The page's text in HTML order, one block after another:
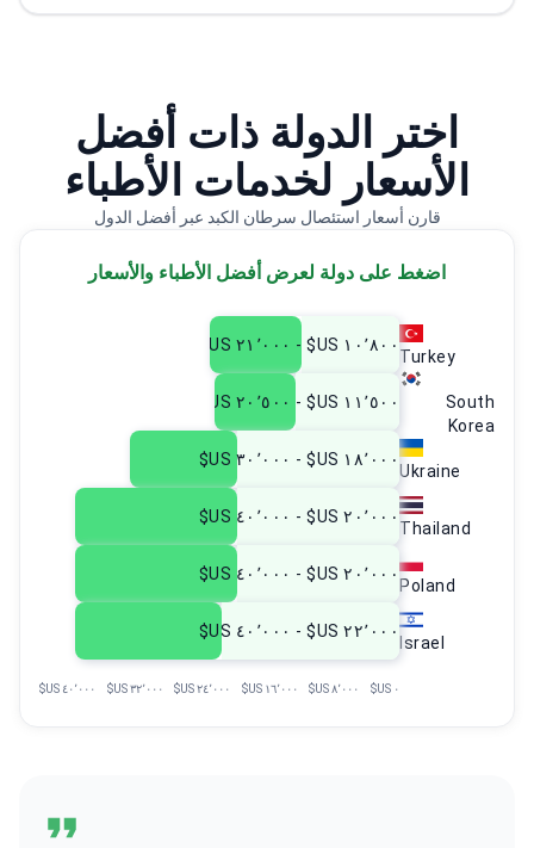
اختر الدولة ذات أفضل
الأسعار لخدمات الأطباء
قارن أسعار استئصال سرطان الكبد عبر أفضل الدول
اضغط على دولة لعرض أفضل الأطباء والأسعار
Turkey
South
Korea
Ukraine
Thailand
Poland
Israel
١٠٬٨٠٠ US$ - ٢١٬٠٠٠ US$
١١٬٥٠٠ US$ - ٢٠٬٥٠٠ US$
١٨٬٠٠٠ US$ - ٣٠٬٠٠٠ US$
٢٠٬٠٠٠ US$ - ٤٠٬٠٠٠ US$
٢٠٬٠٠٠ US$ - ٤٠٬٠٠٠ US$
٢٢٬٠٠٠ US$ - ٤٠٬٠٠٠ US$
٠ US$ ٨٬٠٠٠ US$ ١٦٬٠٠٠ US$ ٢٤٬٠٠٠ US$ ٣٢٬٠٠٠ US$ ٤٠٬٠٠٠ US$